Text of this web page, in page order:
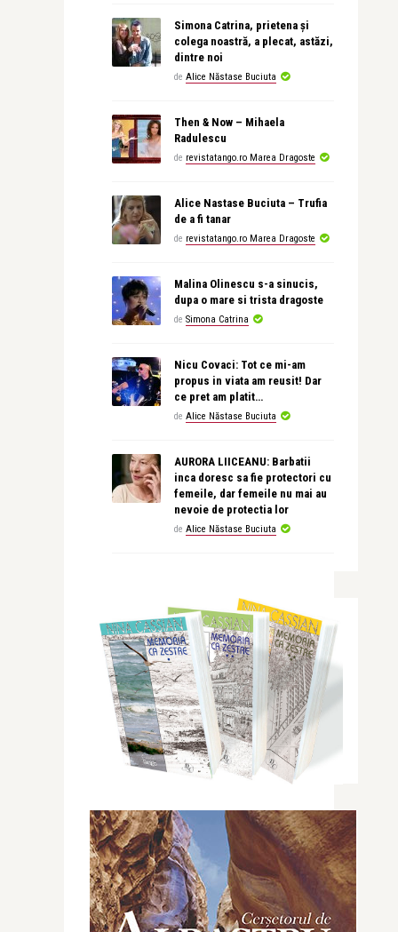
Simona Catrina, prietena și
colega noastră, a plecat, astăzi,
dintre noi
de Alice Năstase Buciuta
Then & Now – Mihaela
Radulescu
de revistatango.ro Marea Dragoste
Alice Nastase Buciuta – Trufia
de a fi tanar
de revistatango.ro Marea Dragoste
Malina Olinescu s-a sinucis,
dupa o mare si trista dragoste
de Simona Catrina
Nicu Covaci: Tot ce mi-am
propus in viata am reusit! Dar
ce pret am platit…
de Alice Năstase Buciuta
AURORA LIICEANU: Barbatii
inca doresc sa fie protectori cu
femeile, dar femeile nu mai au
nevoie de protectia lor
de Alice Năstase Buciuta